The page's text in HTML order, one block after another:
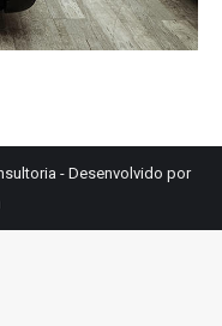
- Desenvolvido por